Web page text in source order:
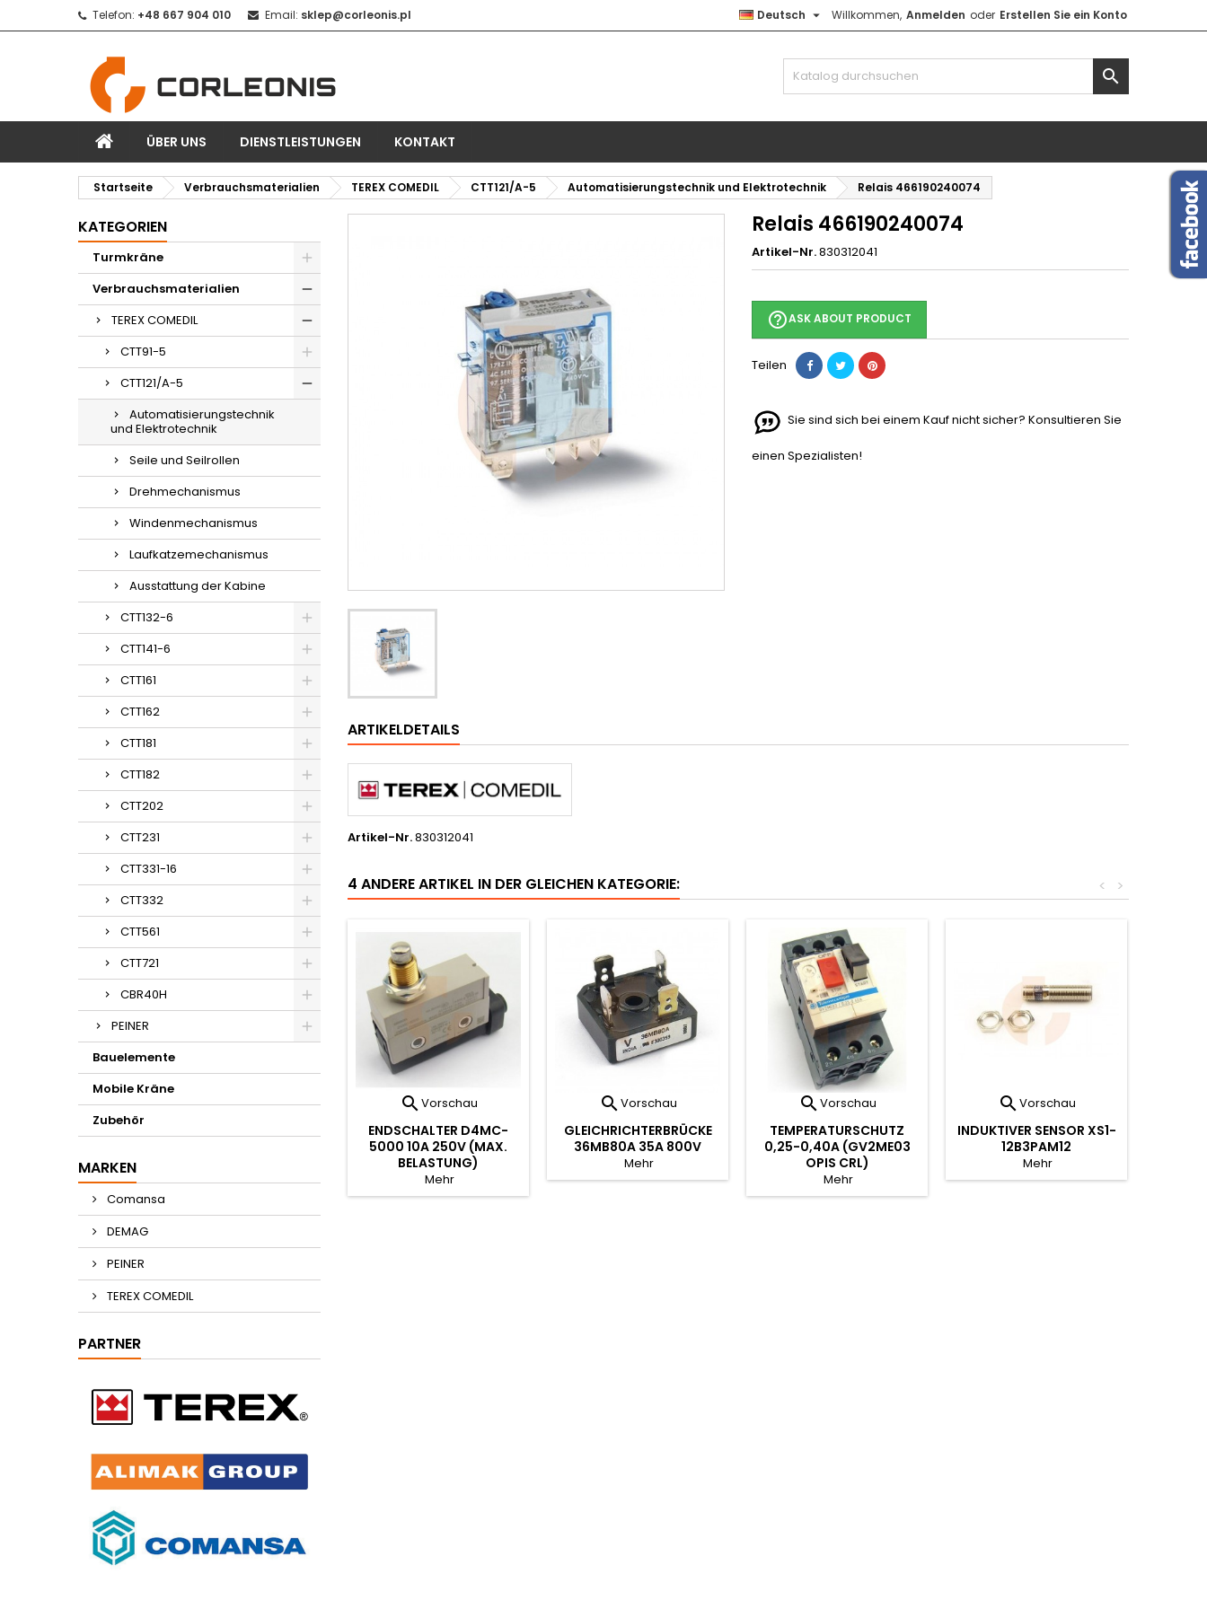
Telefon: +48 667 904 010 Email: sklep@corleonis.pl Willkommen, Anmelden oder Erstellen Sie ein Konto
Deutsch 

ÜBER UNS DIENSTLEISTUNGEN KONTAKT
Startseite Verbrauchsmaterialien TEREX COMEDIL CTT121/A-5 Automatisierungstechnik und Elektrotechnik Relais 466190240074
KATEGORIEN
Turmkräne
Verbrauchsmaterialien
TEREX COMEDIL
CTT91-5
CTT121/A-5
Automatisierungstechnik
und Elektrotechnik
Seile und Seilrollen
Drehmechanismus
Windenmechanismus
Laufkatzemechanismus
Ausstattung der Kabine
CTT132-6
CTT141-6
CTT161
CTT162
CTT181
CTT182
CTT202
CTT231
CTT331-16
CTT332
CTT561
CTT721
CBR40H
PEINER
Bauelemente
Mobile Kräne
Zubehör
MARKEN
Comansa
DEMAG
PEINER
TEREX COMEDIL
PARTNER
Relais 466190240074
Artikel-Nr.830312041
help_outlineASK ABOUT PRODUCT
Teilen
Sie sind sich bei einem Kauf nicht sicher? Konsultieren Sie
einen Spezialisten!
ARTIKELDETAILS
Artikel-Nr.830312041
4 ANDERE ARTIKEL IN DER GLEICHEN KATEGORIE: >
<
Vorschau
ENDSCHALTER D4MC-
5000 10A 250V (MAX.
BELASTUNG)
Mehr
Vorschau
GLEICHRICHTERBRÜCKE
36MB80A 35A 800V
Mehr
Vorschau
TEMPERATURSCHUTZ
0,25-0,40A (GV2ME03
OPIS CRL)
Mehr
Vorschau
INDUKTIVER SENSOR XS1-
12B3PAM12
Mehr